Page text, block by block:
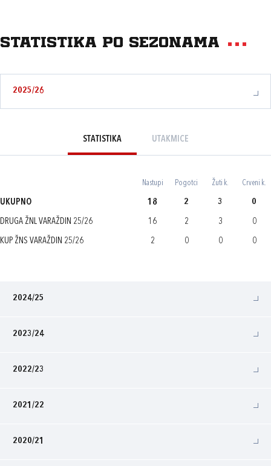
Statistika po sezonama
2025/26
STATISTIKA UTAKMICE
Nastupi Pogotci Žuti k. Crveni k.
UKUPNO 18 2 3 0
DRUGA ŽNL VARAŽDIN 25/26 16 2 3 0
KUP ŽNS VARAŽDIN 25/26 2 0 0 0
2024/25
2023/24
2022/23
2021/22
2020/21